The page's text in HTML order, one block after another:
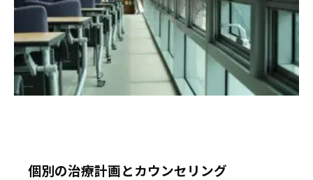
個別の治療計画とカウンセリング